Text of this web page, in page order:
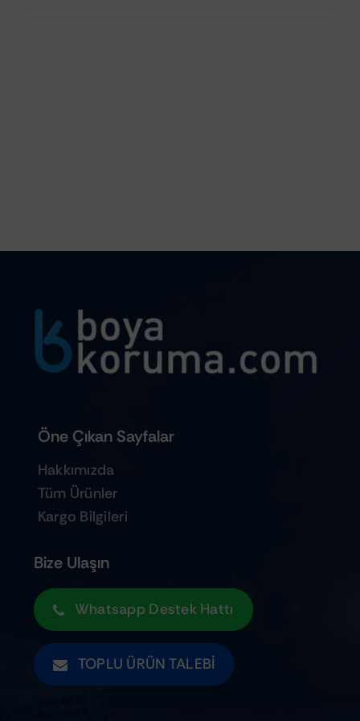
Öne Çıkan Sayfalar
Hakkımızda
Tüm Ürünler
Kargo Bilgileri
Bize Ulaşın
Whatsapp Destek Hattı
TOPLU ÜRÜN TALEBI